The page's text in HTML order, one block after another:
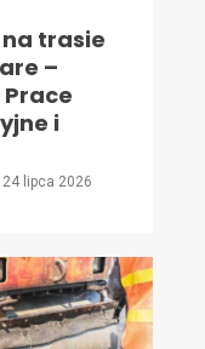
trasie
–
i
24 lipca 2026